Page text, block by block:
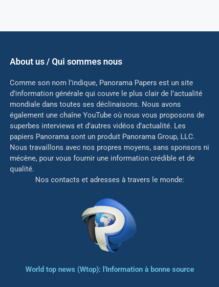
About us / Qui sommes nous
Comme son nom l’indique, Panorama Papers est un site
d’information générale qui couvre le plus clair de l’actualité
mondiale dans toutes ses déclinaisons. Nous avons
également une chaîne YouTube où nous vous proposons de
superbes interviews et d’autres vidéos d’actualité. Les
papiers Panorama sont un produit Panorama Group, LLC.
Nous travaillons avec nos propres moyens, sans sponsors ni
mécène, pour vous fournir une information crédible et de
qualité.
Nos contacts et adresses à travers le monde:
World top news (Wtop): l'Information à bonne source